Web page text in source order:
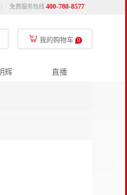
免费服务热线 400-780-8577
我的购物车 0
辉 直播